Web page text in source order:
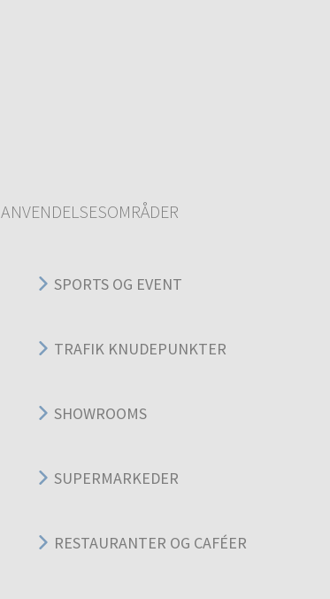
ANVENDELSESOMRÅDER
SPORTS OG EVENT
TRAFIK KNUDEPUNKTER
SHOWROOMS
SUPERMARKEDER
RESTAURANTER OG CAFÉER